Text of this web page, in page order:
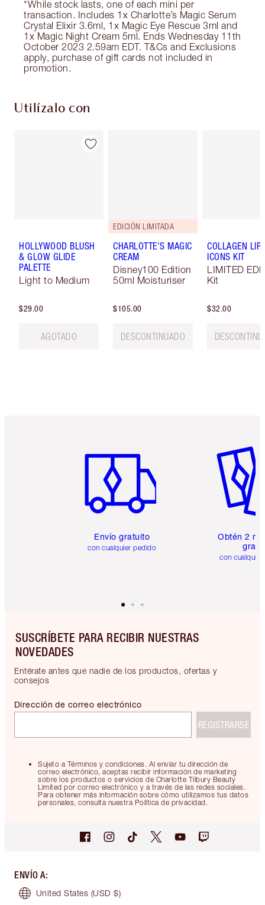
*While stock lasts, one of each mini per
transaction. Includes 1x Charlotte’s Magic Serum
Crystal Elixir 3.6ml, 1x Magic Eye Rescue 3ml and
1x Magic Night Cream 5ml. Ends Wednesday 11th
October 2023 2.59am EDT. T&Cs and Exclusions
apply, purchase of gift cards not included in
promotion.
Utilízalo con
HOLLYWOOD BLUSH
& GLOW GLIDE
PALETTE
Light to Medium
$29.00
AGOTADO
EDICIÓN LIMITADA
CHARLOTTE'S MAGIC
CREAM
Disney100 Edition
50ml Moisturiser
$105.00
DESCONTINUADO
COLLAGEN LIP
ICONS KIT
LIMITED
Kit
$32.00
Envío gratuito
con cualquier pedido
Obtén 2
gratis
con
SUSCRÍBETE PARA RECIBIR NUESTRAS
NOVEDADES
Entérate antes que nadie de los productos, ofertas y
consejos
Sujeto a Términos y condiciones. Al enviar tu dirección de
correo electrónico, aceptas recibir información de marketing
sobre los productos o servicios de Charlotte Tilbury Beauty
Limited por correo electrónico y a través de las redes sociales.
Para obtener más información sobre cómo utilizamos tus datos
personales, consulta nuestra Política de privacidad.
Dirección de correo electrónico
REGISTRARSE
ENVÍO A:
United States (USD $)